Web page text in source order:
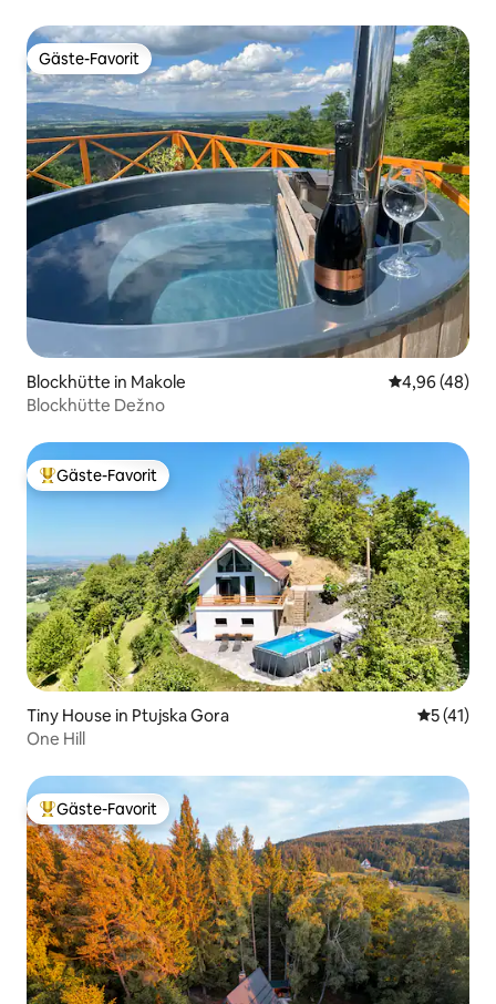
Gäste-Favorit
Gäste-Favorit
Blockhütte in Makole
4,96 (48)
Blockhütte Dežno
Beliebter Gäste-Favorit.
Gäste-Favorit
Tiny House in Ptujska Gora
5 (41)
One Hill
Beliebter Gäste-Favorit.
Gäste-Favorit